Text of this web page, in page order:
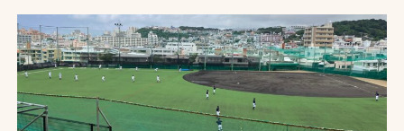
会社概要
採用情報
検索